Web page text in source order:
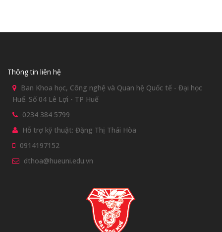
Thông tin liên hệ
Ban Khoa học, Công nghệ và Quan hệ Quốc tế - Đại học
Huế. Số 04 Lê Lợi - TP Huế
0234 384 5799
Hỗ trợ kỹ thuật: Đặng Thị Thái Hòa
0914197152
dthoa@hueuni.edu.vn